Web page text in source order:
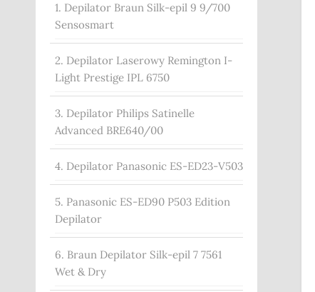
1. Depilator Braun Silk-epil 9 9/700
Sensosmart
2. Depilator Laserowy Remington I-
Light Prestige IPL 6750
3. Depilator Philips Satinelle
Advanced BRE640/00
4. Depilator Panasonic ES-ED23-V503
5. Panasonic ES-ED90 P503 Edition
Depilator
6. Braun Depilator Silk-epil 7 7561
Wet & Dry